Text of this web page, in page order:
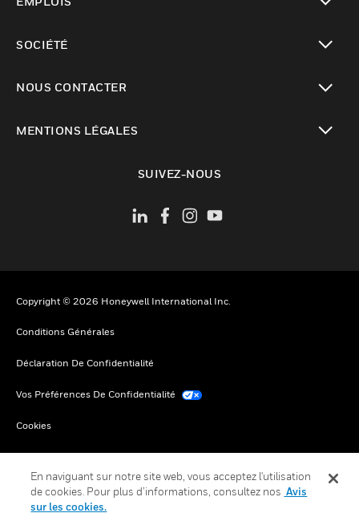
SOCIÉTÉ
NOUS CONTACTER
MENTIONS LÉGALES
SUIVEZ-NOUS
Copyright © 2026 Honeywell International Inc.
Conditions Générales
Déclaration De Confidentialité
Vos Préférences De Confidentialité
Cookies
Désabonnement Global
En naviguant sur notre site web, vous acceptez l'utilisation
de cookies. Pour plus d’informations, consultez nos Avis
sur les cookies.